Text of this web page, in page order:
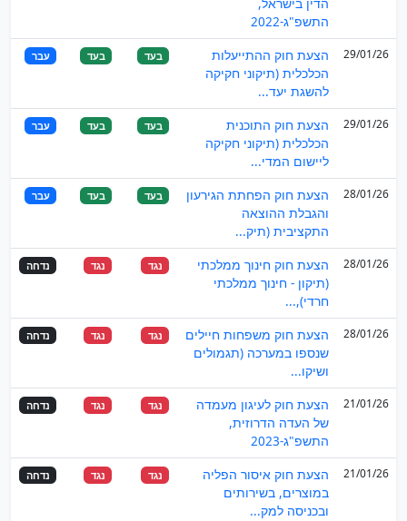
התשפ"ג-2022
29/01/26
הצעת חוק ההתייעלות
הכלכלית (תיקוני חקיקה
להשגת יעד...
בעד בעד עבר
29/01/26
הצעת חוק התוכנית
הכלכלית (תיקוני חקיקה
ליישום המדי...
בעד בעד עבר
28/01/26
הצעת חוק הפחתת הגירעון
והגבלת ההוצאה
התקציבית (תיק...
בעד בעד עבר
28/01/26
הצעת חוק חינוך ממלכתי
(תיקון - חינוך ממלכתי
חרדי),...
נגד נגד נדחה
28/01/26
הצעת חוק משפחות חיילים
שנספו במערכה (תגמולים
ושיקו...
נגד נגד נדחה
21/01/26
הצעת חוק לעיגון מעמדה
של העדה הדרוזית,
התשפ"ג-2023
נגד נגד נדחה
21/01/26
הצעת חוק איסור הפליה
במוצרים, בשירותים
ובכניסה למק...
נגד נגד נדחה